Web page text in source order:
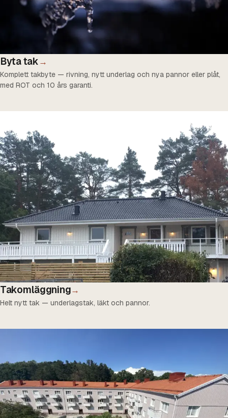
Byta tak→
Komplett takbyte — rivning, nytt underlag och nya pannor eller plåt,
med ROT och 10 års garanti.
Takomläggning→
Helt nytt tak — underlagstak, läkt och pannor.